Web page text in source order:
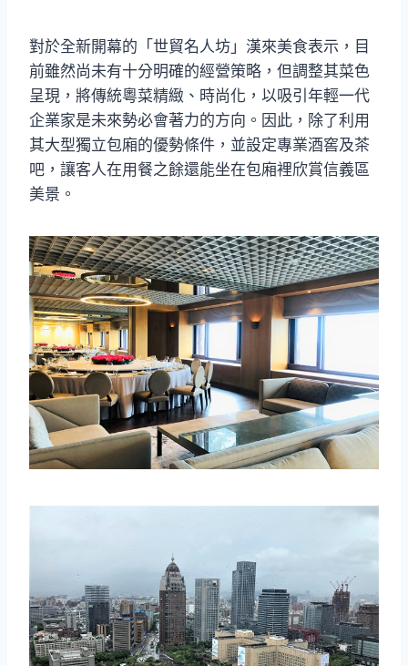
對於全新開幕的「世貿名人坊」漢來美食表示，目
前雖然尚未有十分明確的經營策略，但調整其菜色
呈現，將傳統粵菜精緻、時尚化，以吸引年輕一代
企業家是未來勢必會著力的方向。因此，除了利用
其大型獨立包廂的優勢條件，並設定專業酒窖及茶
吧，讓客人在用餐之餘還能坐在包廂裡欣賞信義區
美景。